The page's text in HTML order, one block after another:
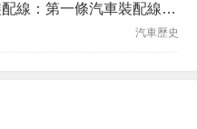
亨利·福特和汽車裝配線：第一條汽車裝配線於 1913 年 12 月 1 日推出
汽車歷史